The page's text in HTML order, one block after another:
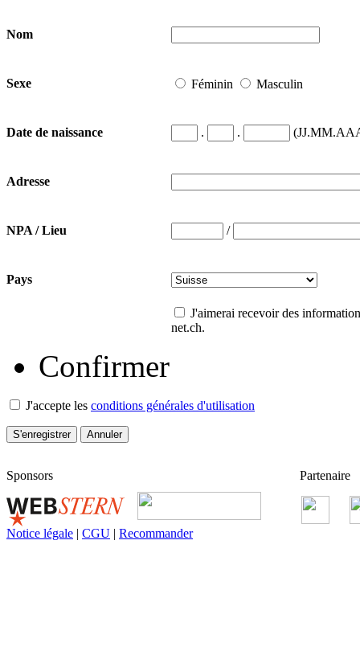
Nom
Sexe Féminin Masculin
Date de naissance . .
Adresse
NPA / Lieu /
Pays
J'aimerai recevoir des
net.ch.
Confirmer
J'accepte les conditions générales d'utilisation
Sponsors Partenaire
Notice légale | CGU | Recommander